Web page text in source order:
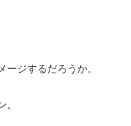
ージするだろうか。